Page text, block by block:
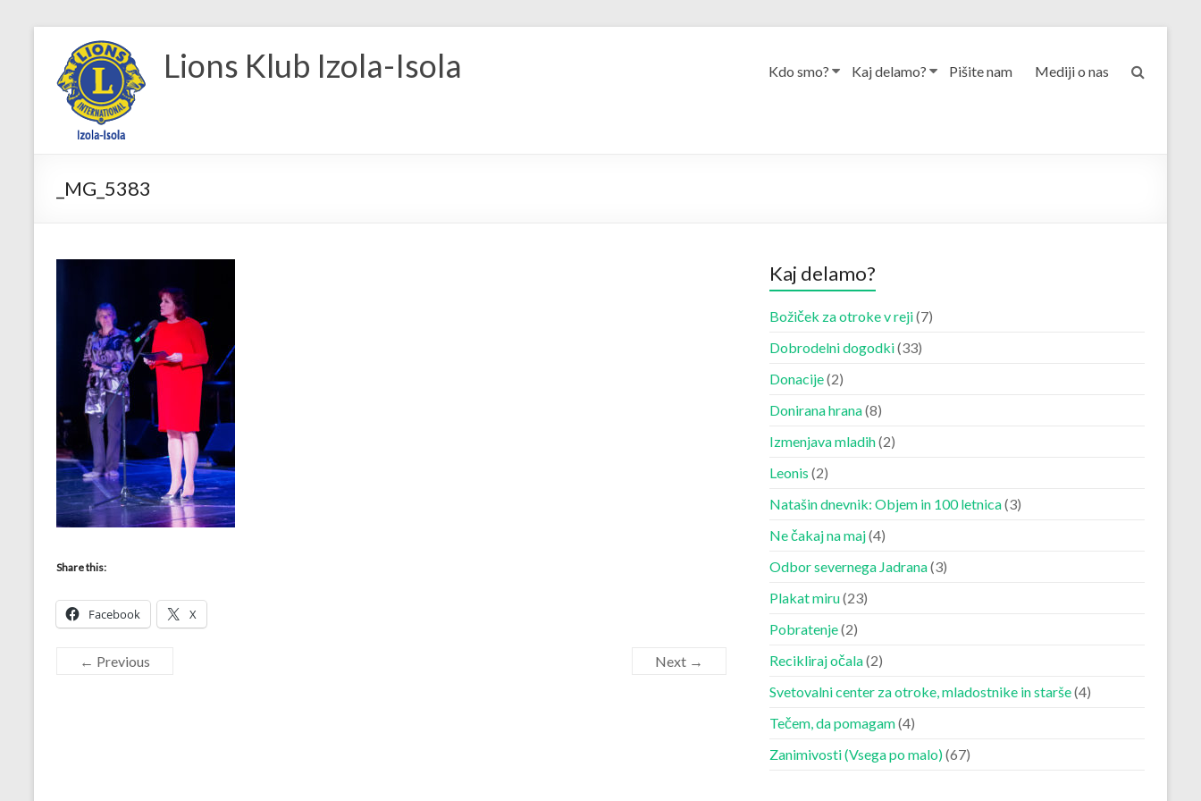
content
Lions Klub Izola-Isola Kdo smo? Kaj delamo? Pišite nam Mediji o nas
_MG_5383
Share this:
Facebook X
← Previous Next →
Kaj delamo?
Božiček za otroke v reji(7)
Dobrodelni dogodki(33)
Donacije(2)
Donirana hrana(8)
Izmenjava mladih(2)
Leonis (2)
Natašin dnevnik: Objem in 100 letnica(3)
Ne čakaj na maj(4)
Odbor severnega Jadrana(3)
Plakat miru(23)
Pobratenje(2)
Recikliraj očala(2)
Svetovalni center za otroke, mladostnike in starše(4)
Tečem, da pomagam(4)
Zanimivosti (Vsega po malo)(67)